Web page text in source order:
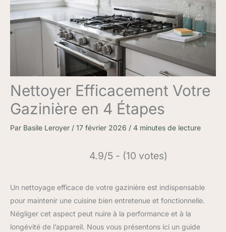
Nettoyer Efficacement Votre
Gazinière en 4 Étapes
Par Basile Leroyer / 17 février 2026 / 4 minutes de lecture
4.9/5 - (10 votes)
Un nettoyage efficace de votre gazinière est indispensable
pour maintenir une cuisine bien entretenue et fonctionnelle.
Négliger cet aspect peut nuire à la performance et à la
longévité de l’appareil. Nous vous présentons ici un guide